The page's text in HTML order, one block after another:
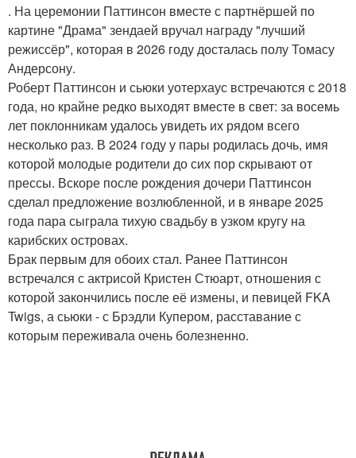
. На церемонии Паттинсон вместе с партнёршей по
картине "Драма" зендаей вручал награду "лучший
режиссёр", которая в 2026 году досталась полу Томасу
Андерсону.
Роберт Паттинсон и сьюки уотерхаус встречаются с 2018
года, но крайне редко выходят вместе в свет: за восемь
лет поклонникам удалось увидеть их рядом всего
несколько раз. В 2024 году у пары родилась дочь, имя
которой молодые родители до сих пор скрывают от
прессы. Вскоре после рождения дочери Паттинсон
сделал предложение возлюбленной, и в январе 2025
года пара сыграла тихую свадьбу в узком кругу на
карибских островах.
Брак первым для обоих стал. Ранее Паттинсон
встречался с актрисой Кристен Стюарт, отношения с
которой закончились после её измены, и певицей FKA
Twigs, а сьюки - с Брэдли Купером, расставание с
которым переживала очень болезненно.